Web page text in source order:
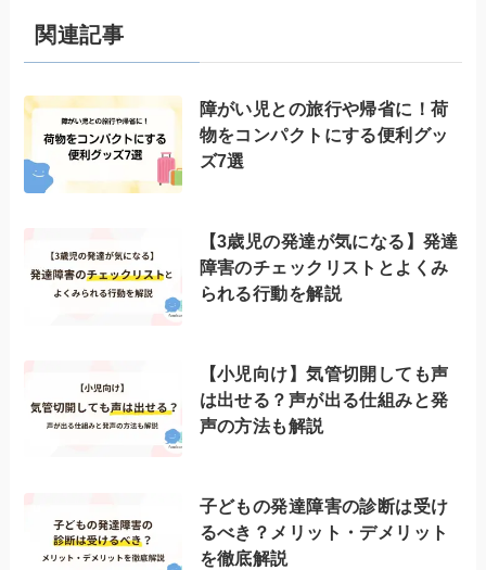
関連記事
障がい児との旅行や帰省に！荷
物をコンパクトにする便利グッ
ズ7選
【3歳児の発達が気になる】発達
障害のチェックリストとよくみ
られる行動を解説
【小児向け】気管切開しても声
は出せる？声が出る仕組みと発
声の方法も解説
子どもの発達障害の診断は受け
るべき？メリット・デメリット
を徹底解説